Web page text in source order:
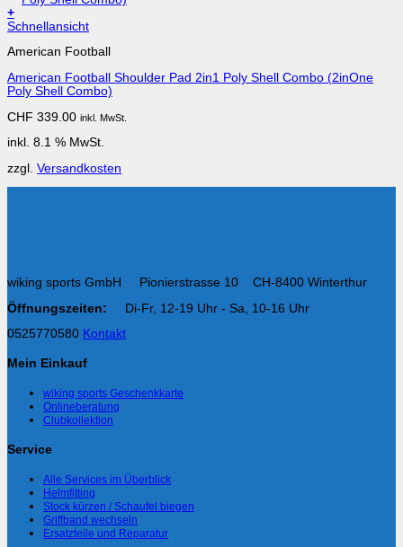
+
Schnellansicht
American Football
American Football Shoulder Pad 2in1 Poly Shell Combo (2inOne
Poly Shell Combo)
CHF 339.00 inkl. MwSt.
inkl. 8.1 % MwSt.
zzgl. Versandkosten
wiking sports GmbH Pionierstrasse 10 CH-8400 Winterthur
Öffnungszeiten: Di-Fr, 12-19 Uhr - Sa, 10-16 Uhr
0525770580 Kontakt
Mein Einkauf
wiking sports Geschenkkarte
Onlineberatung
Clubkollektion
Service
Alle Services im Überblick
Helmfitting
Stock kürzen / Schaufel biegen
Griffband wechseln
Ersatzteile und Reparatur